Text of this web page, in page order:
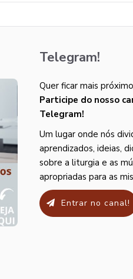
Telegram!
Quer ficar mais
Participe do nosso
Telegram!
Um lugar onde nós
aprendizados, ideias,
sobre a liturgia e as
apropriadas para as
Entrar no canal!